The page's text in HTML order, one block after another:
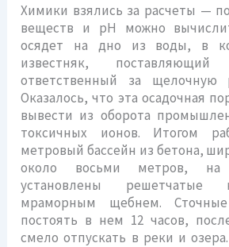
Химики взялись за расчеты —
веществ и рН можно
осядет на дно из воды, в
известняк, поставляющий
ответственный за щелочную
Оказалось, что эта осадочная
вывести из оборота
токсичных ионов. Итогом
метровый бассейн из бетона,
около восьми метров, на
установлены решетчатые
мраморным щебнем.
постоять в нем 12 часов,
смело отпускать в реки и